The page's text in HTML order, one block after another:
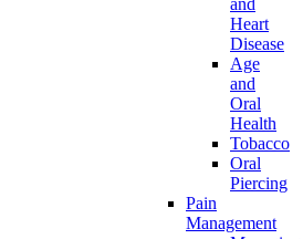
and
Heart
Disease
Age
and
Oral
Health
Tobacco
Oral
Piercing
Pain
Management